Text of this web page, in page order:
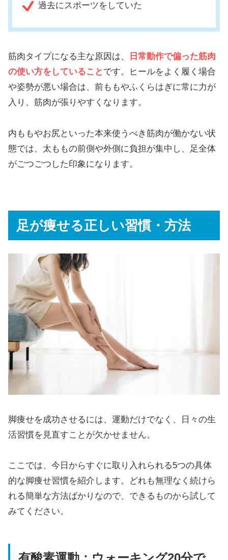
過去にスポーツをしていた
筋肉タイプになる主な原因は、
日常動作で偏った筋肉
の使い方をしていること です。ヒールをよく履く場合
や姿勢が悪い場合は、前ももやふくらはぎに常に力が
入り、筋肉が張りやすくなります。
内ももやお尻といった本来使うべき筋肉が働かない状
態では、太ももの前側や外側に負担が集中し、足全体
がごつごつした印象になります。
足が痩せる正しい習慣・方法
脚痩せを成功させるには、運動だけでなく、日々の生
活習慣を見直すことが欠かせません。
ここでは、今日からすぐに取り入れられる5つの具体
的な脚痩せ習慣を紹介します。どれも無理なく続けら
れる簡単な方法ばかりなので、できるものから試して
みてください。